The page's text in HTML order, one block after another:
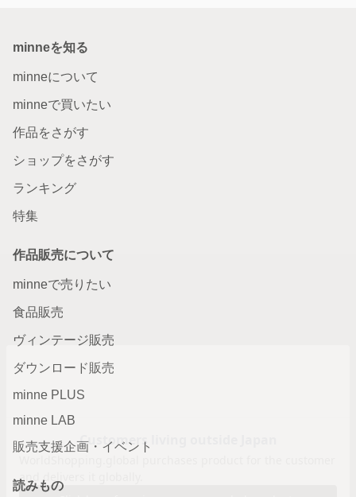
minneを知る
minneについて
minneで買いたい
作品をさがす
ショップをさがす
ランキング
特集
作品販売について
minneで売りたい
食品販売
ヴィンテージ販売
ダウンロード販売
minne PLUS
minne LAB
販売支援企画・イベント
読みもの